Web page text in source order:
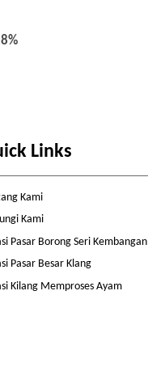
Links
Kami
Kami
Pasar Borong Seri Kembangan
Pasar Besar Klang
Kilang Memproses Ayam